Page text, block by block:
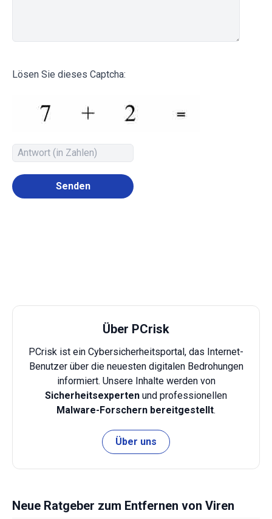
Lösen Sie dieses Captcha:
Senden
Über PCrisk
PCrisk ist ein Cybersicherheitsportal, das Internet-
Benutzer über die neuesten digitalen Bedrohungen
informiert. Unsere Inhalte werden von
Sicherheitsexperten und professionellen
Malware-Forschern bereitgestellt.
Über uns
Neue Ratgeber zum Entfernen von Viren